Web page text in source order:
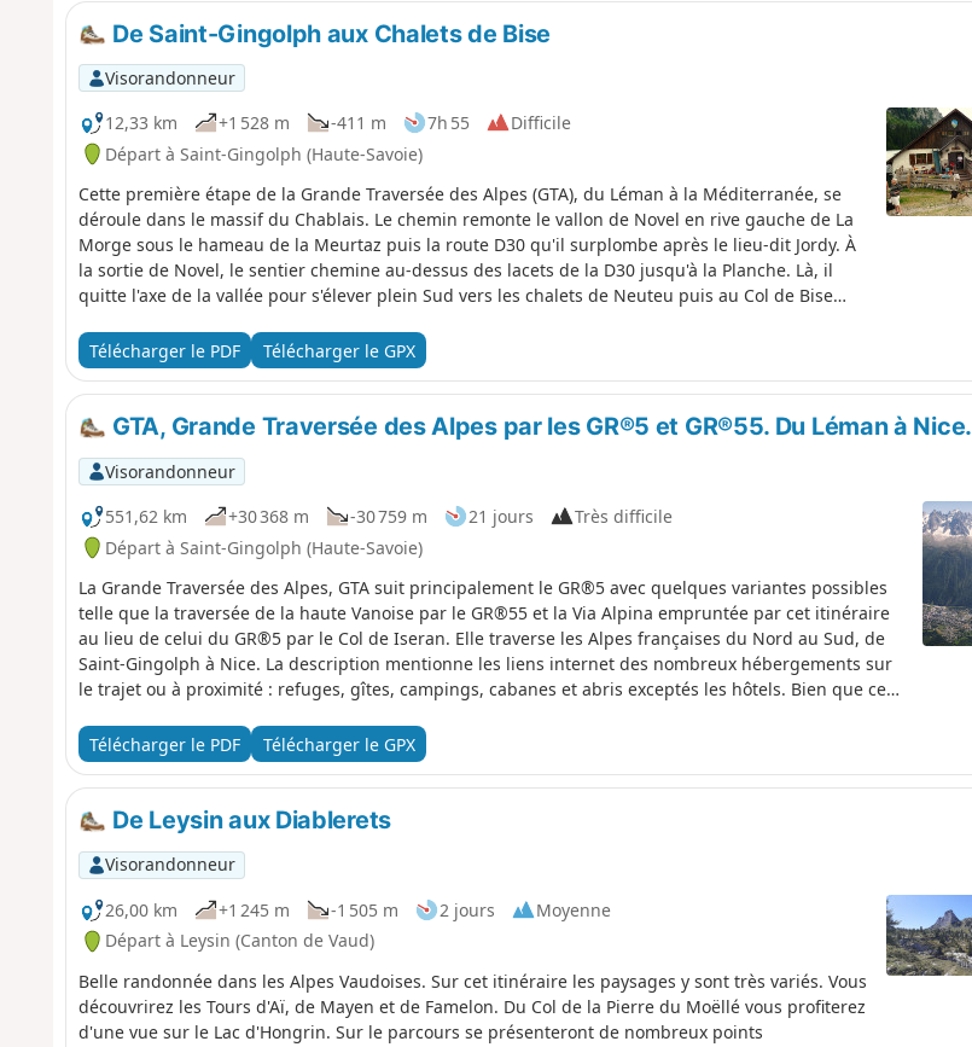
De Saint-Gingolph aux Chalets de Bise
Visorandonneur
12,33 km
+1 528 m -411 m 7h 55
Difficile
Départ à Saint-Gingolph (Haute-Savoie)
Cette première étape de la Grande Traversée des Alpes (GTA), du Léman à la Méditerranée, se
déroule dans le massif du Chablais. Le chemin remonte le vallon de Novel en rive gauche de La
Morge sous le hameau de la Meurtaz puis la route D30 qu'il surplombe après le lieu-dit Jordy. À
la sortie de Novel, le sentier chemine au-dessus des lacets de la D30 jusqu'à la Planche. Là, il
quitte l'axe de la vallée pour s'élever plein Sud vers les chalets de Neuteu puis au Col de Bise
Télécharger le PDF
Télécharger le GPX
GTA, Grande Traversée des Alpes par les GR®5 et GR®55. Du Léman à Nice.
Visorandonneur
551,62 km
+30 368 m -30 759 m 21 jours
Très difficile
Départ à Saint-Gingolph (Haute-Savoie)
La Grande Traversée des Alpes, GTA suit principalement le GR®5 avec quelques variantes possibles
telle que la traversée de la haute Vanoise par le GR®55 et la Via Alpina empruntée par cet itinéraire
au lieu de celui du GR®5 par le Col de Iseran. Elle traverse les Alpes françaises du Nord au Sud, de
Saint-Gingolph à Nice. La description mentionne les liens internet des nombreux hébergements sur
le trajet ou à proximité : refuges, gîtes, campings, cabanes et abris exceptés les hôtels. Bien que ce
longues en une seule fois ou par tronçons en plusieurs années. Ce périple, animé par un plaisir de
liberté dans une nature encore sauvage, restera une superbe expérience inoubliable avec en outre,
l'opportunité de nombreuses rencontres pour partager cette même passion de la montagne.
Télécharger le PDF Télécharger le GPX
De Leysin aux Diablerets
Visorandonneur
26,00 km
+1 245 m -1 505 m 2 jours
Moyenne
Départ à Leysin (Canton de Vaud)
Belle randonnée dans les Alpes Vaudoises. Sur cet itinéraire les paysages y sont très variés. Vous
découvrirez les Tours d'Aï, de Mayen et de Famelon. Du Col de la Pierre du Moëllé vous profiterez
d'une vue sur le Lac d'Hongrin. Sur le parcours se présenteront de nombreux points